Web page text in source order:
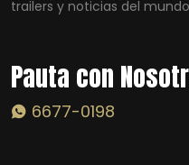
trailers y noticias del
Pauta con
6677-0198